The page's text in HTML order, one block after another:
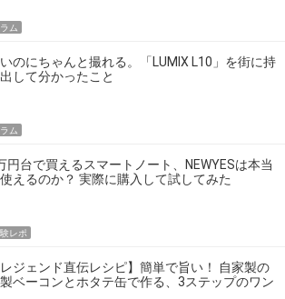
ム
のにちゃんと撮れる。「LUMIX L10」を街に持
して分かったこと
ム
円台で買えるスマートノート、NEWYESは本当
えるのか？ 実際に購入して試してみた
レポ
レジェンド直伝レシピ】簡単で旨い！ 自家製の
ベーコンとホタテ缶で作る、3ステップのワン